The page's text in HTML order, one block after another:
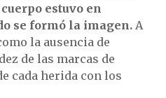
estuvo en
se formó la imagen. A
la ausencia de
de las marcas de
cada herida con los